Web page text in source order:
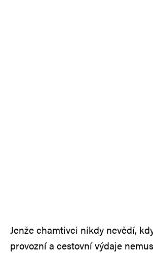
Jenže chamtivci nikdy nevědí,
provozní a cestovní výdaje